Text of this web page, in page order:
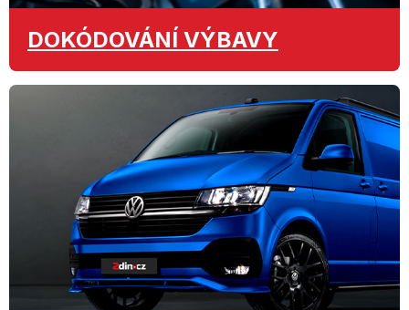
DOKÓDOVÁNÍ VÝBAVY